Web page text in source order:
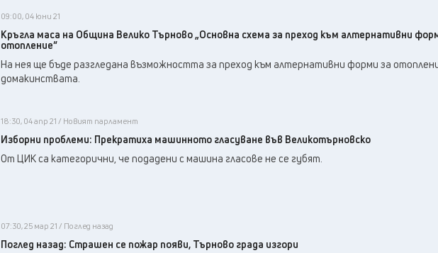
09:00, 04 юни 21
Кръгла маса на Община Велико Търново „Основна схема за преход към алтернативни
отопление“
На нея ще бъде разгледана възможността за преход към алтернативни форми за
домакинствата.
18:30, 04 апр 21 / Новият парламент
Изборни проблеми: Прекратиха машинното гласуване във Великотърновско
От ЦИК са категорични, че подадени с машина гласове не се губят.
07:30, 25 мар 21 / Поглед назад
Поглед назад: Страшен се пожар появи, Търново града изгори